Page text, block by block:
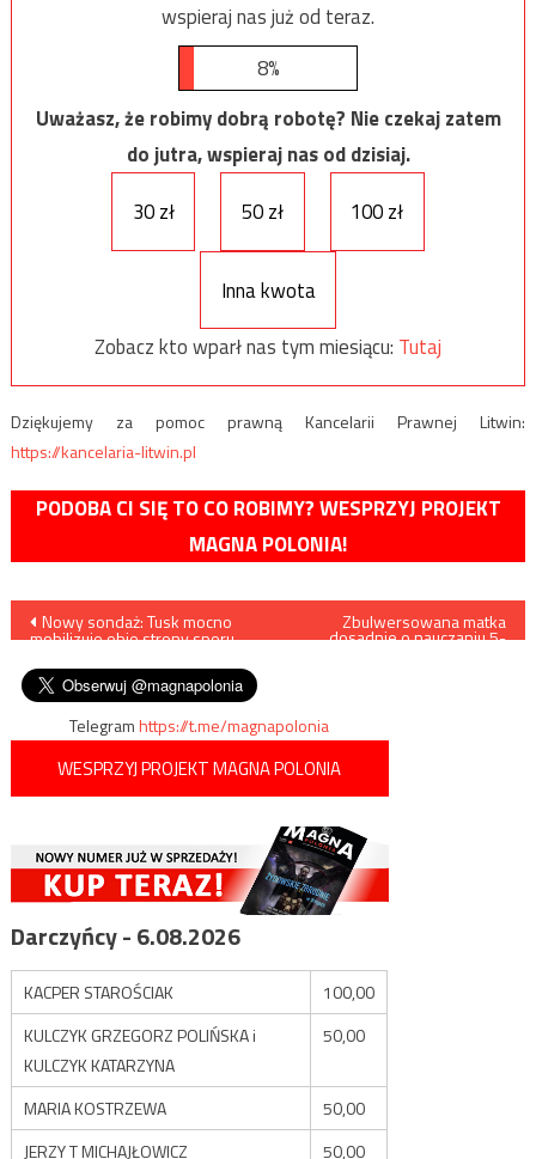
wspieraj nas już od teraz.
8%
Uważasz, że robimy dobrą robotę? Nie czekaj zatem
do jutra, wspieraj nas od dzisiaj.
30 zł
50 zł 100 zł
Inna kwota
Zobacz kto wparł nas tym miesiącu: Tutaj
Dziękujemy za pomoc prawną Kancelarii Prawnej Litwin:
https://kancelaria-litwin.pl
PODOBA CI SIĘ TO CO ROBIMY? WESPRZYJ PROJEKT
MAGNA POLONIA!
Nawigacja
wpisu
Nowy sondaż: Tusk mocno
mobilizuje obie strony sporu
Zbulwersowana matka
dosadnie o nauczaniu 5-
Telegramhttps://t.me/magnapolonia
WESPRZYJ PROJEKT MAGNA POLONIA
Darczyńcy - 6.08.2026
KACPER STAROŚCIAK
100,00
KULCZYK GRZEGORZ POLIŃSKA i
KULCZYK KATARZYNA
50,00
MARIA KOSTRZEWA
50,00
JERZY T MICHAJŁOWICZ
50,00